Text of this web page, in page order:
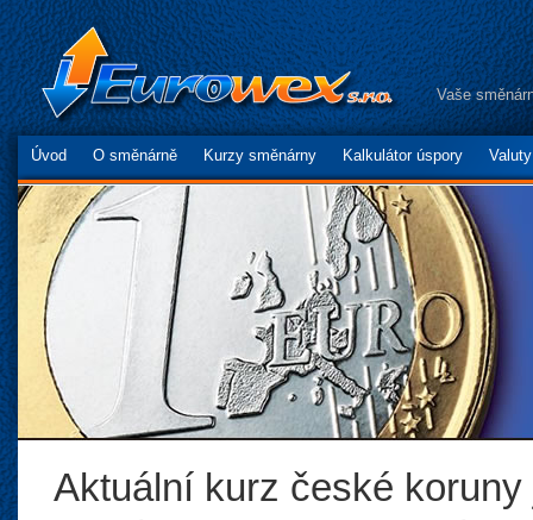
Vaše
Úvod O směnárně Kurzy směnárny Kalkulátor úspory
Aktuální kurz české koruny